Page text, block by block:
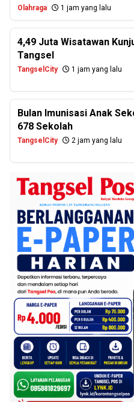
Olahraga 1 jam yang lalu
4,49 Juta Wisatawan
Tangsel
TangselCity 1 jam yang lalu
Bulan Imunisasi Anak
678 Sekolah
TangselCity 2 jam yang lalu